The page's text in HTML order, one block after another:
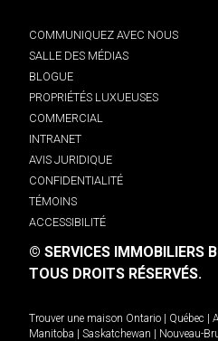
COMMUNIQUEZ AVEC NOUS
SALLE DES MÉDIAS
BLOGUE
PROPRIÉTÉS LUXUEUSES
COMMERCIAL
INTRANET
AVIS JURIDIQUE
CONFIDENTIALITÉ
TÉMOINS
ACCESSIBILITÉ
© SERVICES IMMOBILIERS
TOUS DROITS RÉSERVÉS.
Trouver une maison Ontario | Québec |
Manitoba | Saskatchewan | Nouveau-